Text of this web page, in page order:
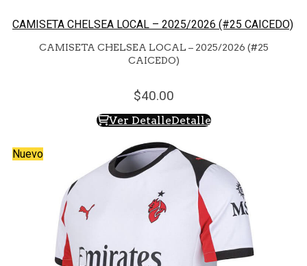
CAMISETA CHELSEA LOCAL – 2025/2026 (#25 CAICEDO)
CAMISETA CHELSEA LOCAL – 2025/2026 (#25
CAICEDO)
40.00
Ver DetalleDetalle
Nuevo